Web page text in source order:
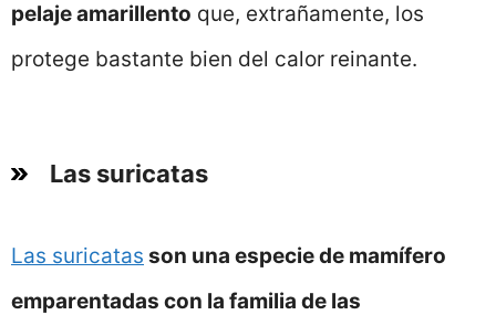
pelaje amarillento que, extrañamente, los
protege bastante bien del calor reinante.
Las suricatas
Las suricatas son una especie de mamífero
emparentadas con la familia de las